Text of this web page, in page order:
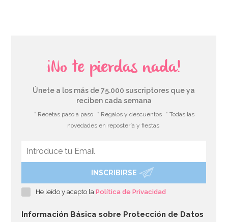
Kit de troqueladoras, tijeras y estampadores para
Sugarcraft
¡No te pierdas nada!
Únete a los más de 75.000 suscriptores que ya
reciben cada semana
* Recetas paso a paso * Regalos y descuentos
* Todas las
novedades en repostería y fiestas
INSCRIBIRSE
He leído y acepto laPolítica de Privacidad
Información Básica sobre Protección de Datos